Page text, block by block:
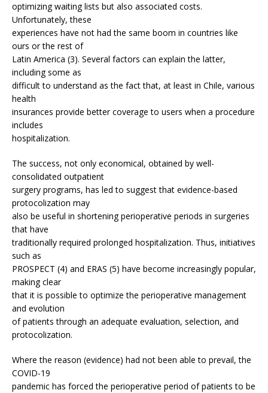
optimizing waiting lists but also associated costs.
Unfortunately, these
experiences have not had the same boom in countries like
ours or the rest of
Latin America (3). Several factors can explain the latter,
including some as
difficult to understand as the fact that, at least in Chile, various
health
insurances provide better coverage to users when a procedure
includes
hospitalization.
The success, not only economical, obtained by well-
consolidated outpatient
surgery programs, has led to suggest that evidence-based
protocolization may
also be useful in shortening perioperative periods in surgeries
that have
traditionally required prolonged hospitalization. Thus, initiatives
such as
PROSPECT (4) and ERAS (5) have become increasingly popular,
making clear
that it is possible to optimize the perioperative management
and evolution
of patients through an adequate evaluation, selection, and
protocolization.
Where the reason (evidence) had not been able to prevail, the
COVID-19
pandemic has forced the perioperative period of patients to be